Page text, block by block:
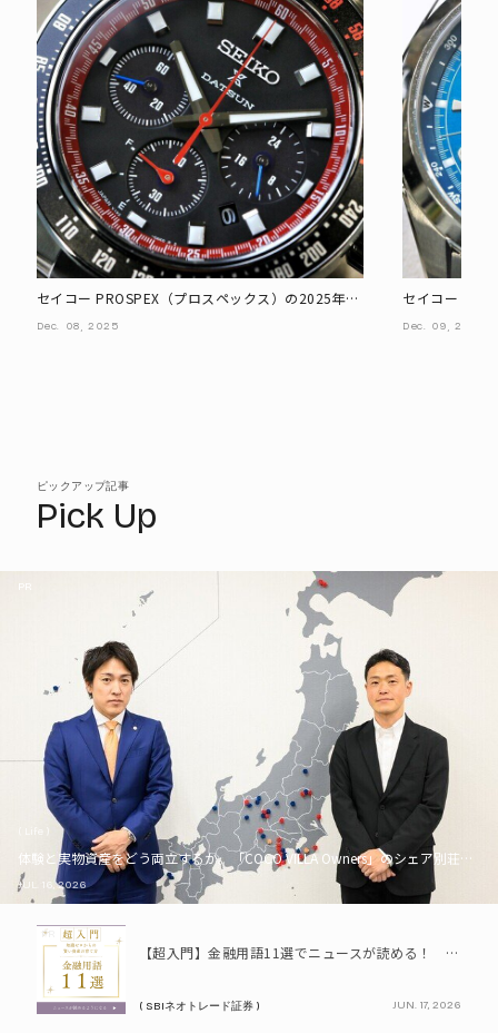
セイコー PROSPEX（プロスペックス）の2025年秋
冬、実機写真で見る新作（前編）
Dec. 08, 2025
セイコー
冬、実機写真
Dec. 09, 2025
ピックアップ記事
Pick Up
PR
体験と実物資産をどう両立するか。「COCO VILLA Owners」のシェア別荘とい
JUL. 16, 2026
PR
【超入門】金融用語11選でニュースが読める！ 知識ゼロからの賢い資産の育て方
( SBIネオトレード証券 ) JUN. 17, 2026